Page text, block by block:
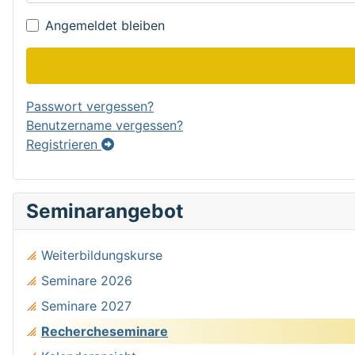
Angemeldet bleiben
Passwort vergessen?
Benutzername vergessen?
Registrieren
Seminarangebot
Weiterbildungskurse
Seminare 2026
Seminare 2027
Rechercheseminare